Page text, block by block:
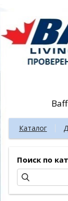
Каталог
Поиск по